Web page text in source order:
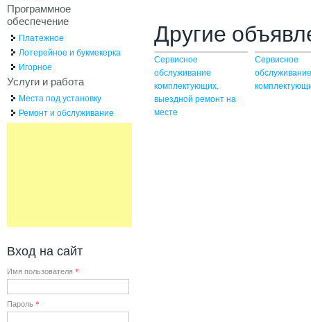
Другие
Сервисное
обслуживание
комплектующих,
выездной ремонт на
месте
Сервисное
Программное
обеспечение
Платежное
Лотерейное и букмекерка
Игорное
Услуги и работа
Места под установку
Ремонт и обслуживание
Вход на сайт
Имя пользователя *
Пароль *